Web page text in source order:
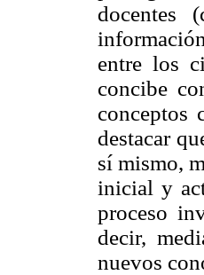
docentes
entre los
concibe
conceptos
destacar
sí mismo,
inicial y
proceso
decir,
nuevos